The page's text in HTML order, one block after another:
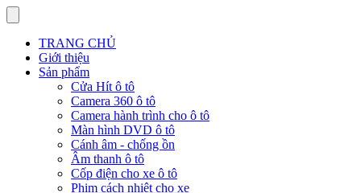
TRANG CHỦ
Giới thiệu
Sản phẩm
Cửa Hít ô tô
Camera 360 ô tô
Camera hành trình cho ô tô
Màn hình DVD ô tô
Cánh âm - chống ồn
Âm thanh ô tô
Cốp điện cho xe ô tô
Phim cách nhiệt cho xe